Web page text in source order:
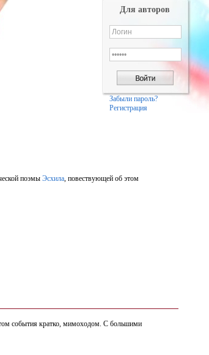
Для авторов
Забыли пароль?
Регистрация
поэмы Эсхила, повествующей об этом
события кратко, мимоходом. С большими